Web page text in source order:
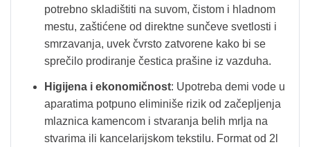
potrebno skladištiti na suvom, čistom i hladnom
mestu, zaštićene od direktne sunčeve svetlosti i
smrzavanja, uvek čvrsto zatvorene kako bi se
sprečilo prodiranje čestica prašine iz vazduha.
Higijena i ekonomičnost: Upotreba demi vode u
aparatima potpuno eliminiše rizik od začepljenja
mlaznica kamencom i stvaranja belih mrlja na
stvarima ili kancelarijskom tekstilu. Format od 2l